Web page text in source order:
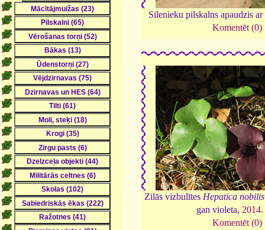
Silenieku pilskalns apaudzis
Komentēt (0)
Zilās vizbulītes Hepatica nobilis
gan violeta, 2014
Komentēt (0)